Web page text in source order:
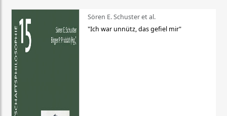
Sören E. Schuster et al.
"Ich war unnütz, das gefiel mir"